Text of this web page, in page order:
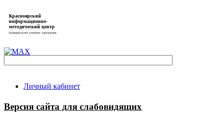
Красноярский
информационно-
методический центр
муниципальное казённое учреждение
Личный кабинет
Версия сайта для слабовидящих